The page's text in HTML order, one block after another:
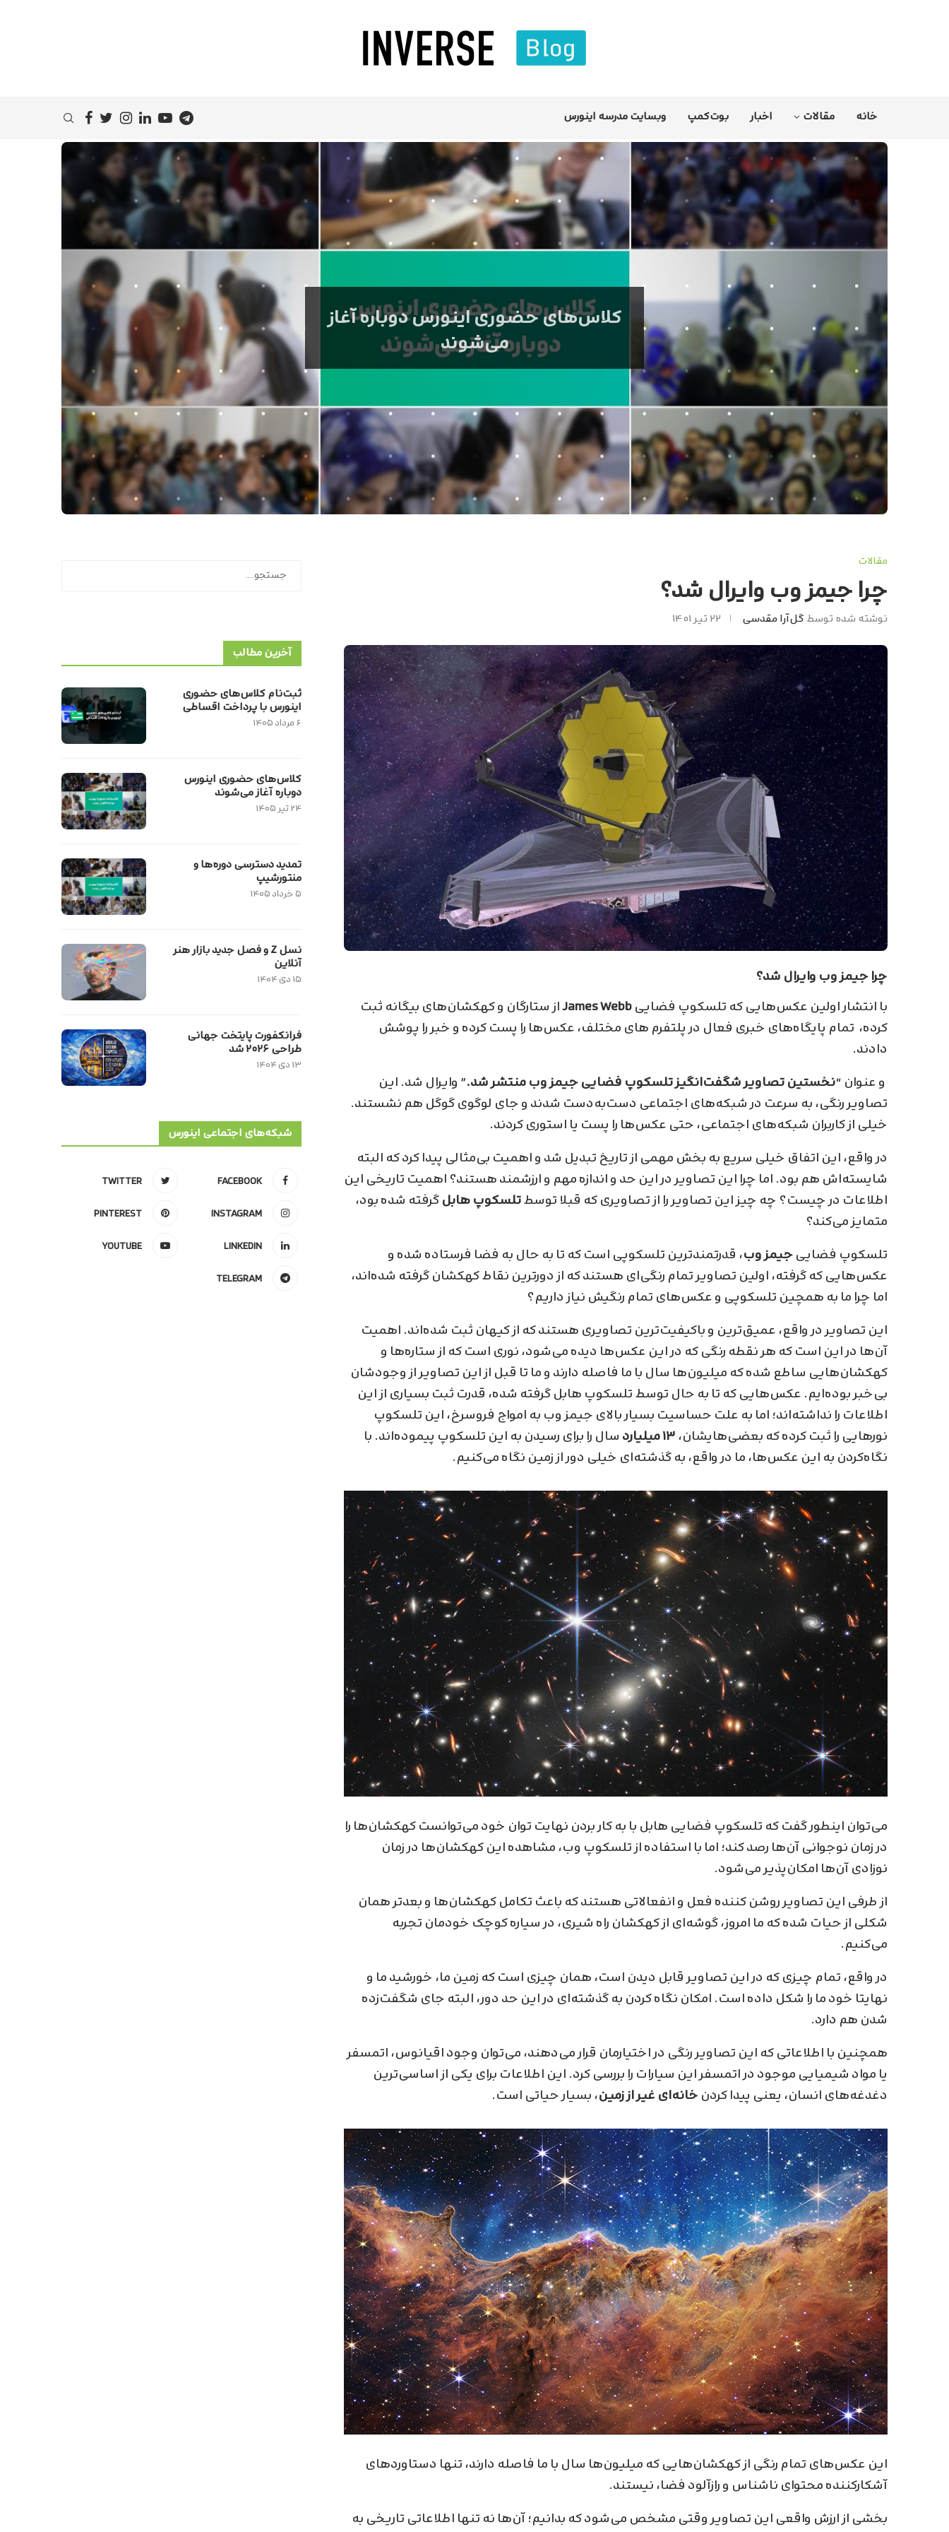
خانه مقالات اخبار بوت‌کمپ وبسایت مدرسه اینورس
کلاس‌های حضوری اینورس دوباره آغاز
می‌شوند
مقالات
چرا جیمز وب وایرال شد؟
نوشته شده توسط گل‌آرا مقدسی ۲۲ تیر ۱۴۰۱
چرا جیمز وب وایرال شد؟
با انتشار اولین عکس‌هایی که تلسکوپ فضاییJames Webbاز ستارگان و کهکشان‌های بیگانه ثبت
کرده، تمام پایگاه‌های خبری فعال در پلتفرم های مختلف، عکس‌ها را پست کرده و خبر را پوشش
دادند.
و عنوان “نخستین تصاویر شگفت‌انگیز تلسکوپ فضایی جیمز وب منتشر شد.” وایرال شد. این
تصاویر رنگی، به سرعت در شبکه‌های اجتماعی دست‌به‌دست شدند و جای لوگوی گوگل هم نشستند.
خیلی از کاربران شبکه‌های اجتماعی، حتی عکس‌ها را پست یا استوری کردند.
در واقع، این اتفاق خیلی سریع به بخش مهمی از تاریخ تبدیل شد و اهمیت بی‌مثالی پیدا کرد که البته
شایسته‌‌اش هم بود. اما چرا این تصاویر در این حد و اندازه مهم و ارزشمند هستند؟ اهمیت تاریخی این
اطلاعات در چیست؟ چه چیز این تصاویر را از تصاویری که قبلا توسطتلسکوپ هابلگرفته شده بود،
متمایز می‌کند؟
تلسکوپ فضاییجیمز وب، قدرتمند‌ترین تلسکوپی است که تا به حال به فضا فرستاده شده و
عکس‌هایی که گرفته، اولین تصاویر تمام رنگی‌ای هستند که از دورترین نقاط کهکشان گرفته شده‌اند،
اما چرا ما به همچین تلسکوپی و عکس‌های تمام رنگیش نیاز داریم؟
این تصاویر در واقع، عمیق‌ترین و باکیفیت‌ترین تصاویری هستند که از کیهان ثبت شده‌اند. اهمیت
آن‌ها در این است که هر نقطه‌ رنگی که در این عکس‌ها دیده می‌شود، نوری است که از ستاره‌ها و
کهکشان‌هایی ساطع شده که میلیون‌ها سال با ما فاصله دارند و ما تا قبل از این تصاویر از وجودشان
بی‌خبر بوده‌ایم. عکس‌هایی که تا به حال توسط تلسکوپ هابل گرفته شده‌، قدرت ثبت بسیاری از این
اطلاعات را نداشته‌اند؛ اما به علت حساسیت بسیار بالای جیمز وب به امواج فروسرخ، این تلسکوپ
نور‌هایی را ثبت کرده که بعضی‌هایشان، ۱۳ میلیارد
سال را برای رسیدن به این تلسکوپ پیموده‌اند. با
نگاه‌کردن به این عکس‌ها، ما در واقع، به گذشته‌ای خیلی دور از زمین نگاه می‌کنیم.
می‌توان اینطور گفت که تلسکوپ فضایی هابل با به کار بردن نهایت توان خود می‌توانست کهکشان‌ها را
در زمان نوجوانی آن‌ها رصد کند؛ اما با استفاده از تلسکوپ وب، مشاهده این کهکشان‌ها در زمان
نوزادی آن‌ها امکان‌پذیر می‌شود.
از طرفی این تصاویر روشن کننده فعل و انفعالاتی هستند که باعث تکامل کهکشان‌ها و بعد‌تر همان
شکلی از حیات شده که ما امروز، گوشه‌ای از کهکشان راه شیری، در سیاره کوچک خودمان تجربه
می‌کنیم.
در واقع، تمام چیزی که در این تصاویر قابل دیدن است، همان چیزی است که زمین ما، خورشید ما و
نهایتا خود ما را شکل داده است. امکان نگاه کردن به گذشته‌ای در این حد دور، البته جای شگفت‌زده
شدن هم دارد.
همچنین با اطلاعاتی که این تصاویر رنگی در اختیارمان قرار می‌دهند، می‌توان وجود اقیانوس، اتمسفر
یا مواد شیمیایی موجود در اتمسفر این سیارات را بررسی کرد. این اطلاعات برای یکی از اساسی‌ترین
دغدغه‌های انسان، یعنی پیدا کردن خانه‌ای غیر از زمین، بسیار حیاتی است.
این عکس‌های تمام رنگی از کهکشان‌هایی که میلیون‌ها سال با ما فاصله دارند، تنها دستاورد‌های
آشکارکننده محتوای ناشناس و رازآلود فضا، نیستند.
بخشی از ارزش واقعی این تصاویر وقتی مشخص می‌شود که بدانیم؛ آن‌ها نه تنها اطلاعاتی تاریخی به
آخرین مطالب
ثبت‌نام کلاس‌های حضوری
اینورس با پرداخت اقساطی
۶ مرداد ۱۴۰۵
کلاس‌های حضوری اینورس
دوباره آغاز می‌شوند
۲۴ تیر ۱۴۰۵
تمدید دسترسی دوره‌ها و
منتورشیپ
۵ خرداد ۱۴۰۵
نسل Z و فصل جدید بازار هنر
آنلاین
۱۵ دی ۱۴۰۴
فرانکفورت پایتخت جهانی
طراحی ۲۰۲۶ شد
۱۳ دی ۱۴۰۴
شبکه‌های اجتماعی اینورس
FACEBOOK
TWITTER
INSTAGRAM
PINTEREST
LINKEDIN
YOUTUBE
TELEGRAM